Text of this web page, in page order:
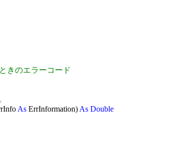
きのエラーコード
As ErrInformation) As Double